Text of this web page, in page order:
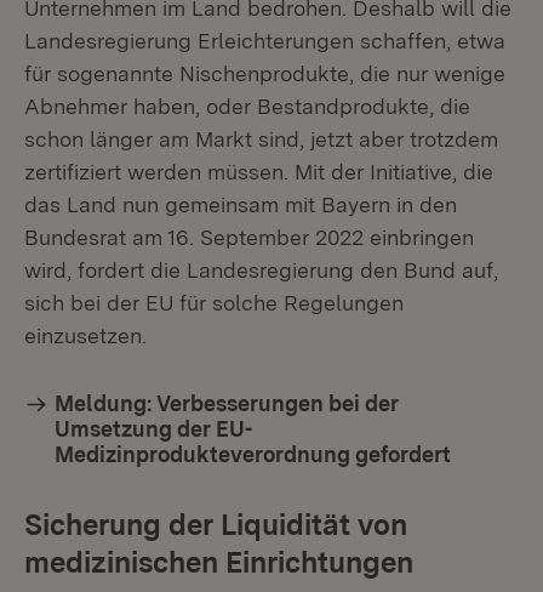
Unternehmen im Land bedrohen. Deshalb will die
Landesregierung Erleichterungen schaffen, etwa
für sogenannte Nischenprodukte, die nur wenige
Abnehmer haben, oder Bestandprodukte, die
schon länger am Markt sind, jetzt aber trotzdem
zertifiziert werden müssen. Mit der Initiative, die
das Land nun gemeinsam mit Bayern in den
Bundesrat am 16. September 2022 einbringen
wird, fordert die Landesregierung den Bund auf,
sich bei der EU für solche Regelungen
einzusetzen.
Meldung: Verbesserungen bei der
Umsetzung der EU-
Medizinprodukteverordnung gefordert
Sicherung der Liquidität von
medizinischen Einrichtungen